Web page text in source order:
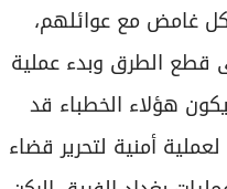
غامض مع عوائلهم،
قطع الطرق وبدء عملية
هؤلاء الخطباء قد
أمنية لتحرير قضاء